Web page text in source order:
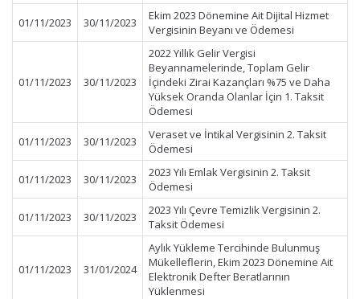
01/11/2023 30/11/2023
Ekim 2023 Dönemine Ait Dijital Hizmet
Vergisinin Beyanı ve Ödemesi
01/11/2023 30/11/2023
2022 Yıllık Gelir Vergisi
Beyannamelerinde, Toplam Gelir
İçindeki Zirai Kazançları %75 ve Daha
Yüksek Oranda Olanlar İçin 1. Taksit
Ödemesi
01/11/2023 30/11/2023
Veraset ve İntikal Vergisinin 2. Taksit
Ödemesi
01/11/2023 30/11/2023
2023 Yılı Emlak Vergisinin 2. Taksit
Ödemesi
01/11/2023 30/11/2023
2023 Yılı Çevre Temizlik Vergisinin 2.
Taksit Ödemesi
01/11/2023 31/01/2024
Aylık Yükleme Tercihinde Bulunmuş
Mükelleflerin, Ekim 2023 Dönemine Ait
Elektronik Defter Beratlarının
Yüklenmesi